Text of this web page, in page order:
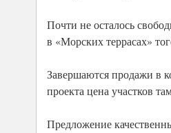
Почти не осталось
в «Морских террасах»
Завершаются продажи в
проекта цена участков
Предложение